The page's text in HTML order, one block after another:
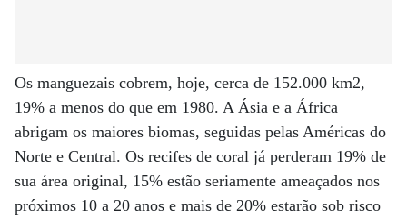
Os manguezais cobrem, hoje, cerca de 152.000 km2,
19% a menos do que em 1980. A Ásia e a África
abrigam os maiores biomas, seguidas pelas Américas do
Norte e Central. Os recifes de coral já perderam 19% de
sua área original, 15% estão seriamente ameaçados nos
próximos 10 a 20 anos e mais de 20% estarão sob risco